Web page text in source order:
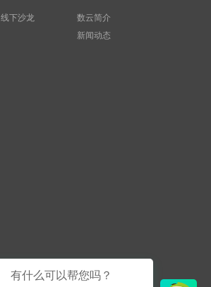
线下沙龙
数云简介
新闻动态
有什么可以帮您吗？